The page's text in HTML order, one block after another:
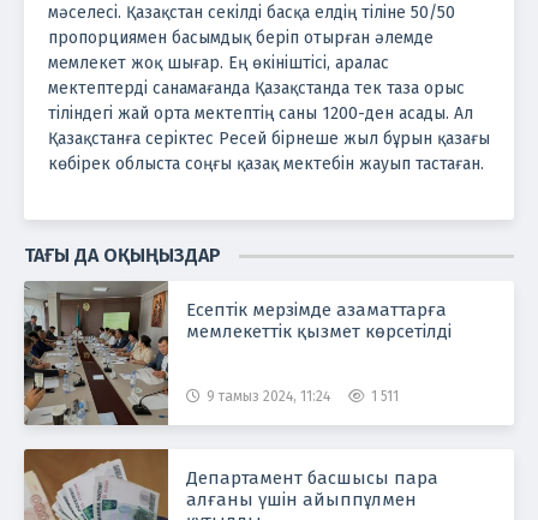
мәселесі. Қазақстан секілді басқа елдің тіліне 50/50
пропорциямен басымдық беріп отырған әлемде
мемлекет жоқ шығар. Ең өкініштісі, аралас
мектептерді санамағанда Қазақстанда тек таза орыс
тіліндегі жай орта мектептің саны 1200-ден асады. Ал
Қазақстанға серіктес Ресей бірнеше жыл бұрын қазағы
көбірек облыста соңғы қазақ мектебін жауып тастаған.
ТАҒЫ ДА ОҚЫҢЫЗДАР
Есептік мерзімде азаматтарға
мемлекеттік қызмет көрсетілді
9 тамыз 2024, 11:24 1 511
Департамент басшысы пара
алғаны үшін айыппұлмен